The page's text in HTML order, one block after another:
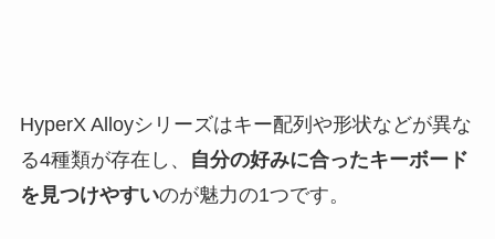
HyperX Alloyシリーズはキー配列や形状などが異な
る4種類が存在し、
自分の好みに合ったキーボード
を見つけやすいのが魅力の1つです。